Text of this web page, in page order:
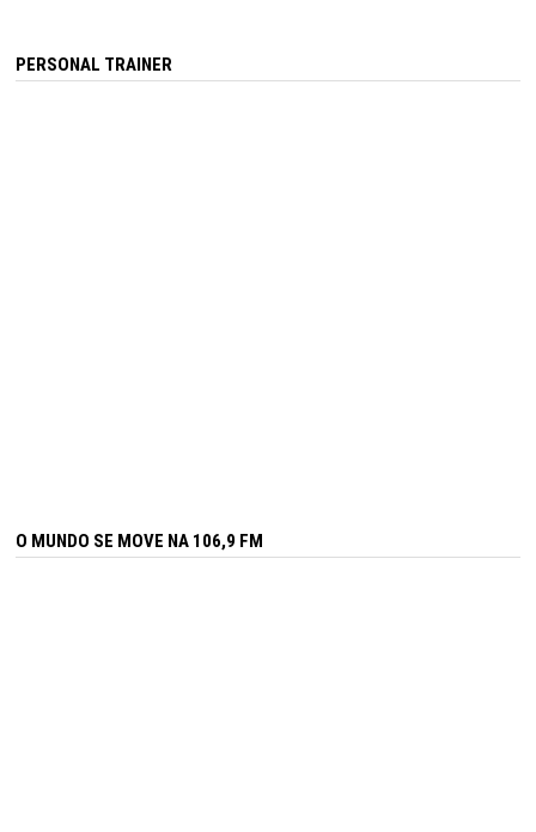
PERSONAL TRAINER
O MUNDO SE MOVE NA 106,9 FM